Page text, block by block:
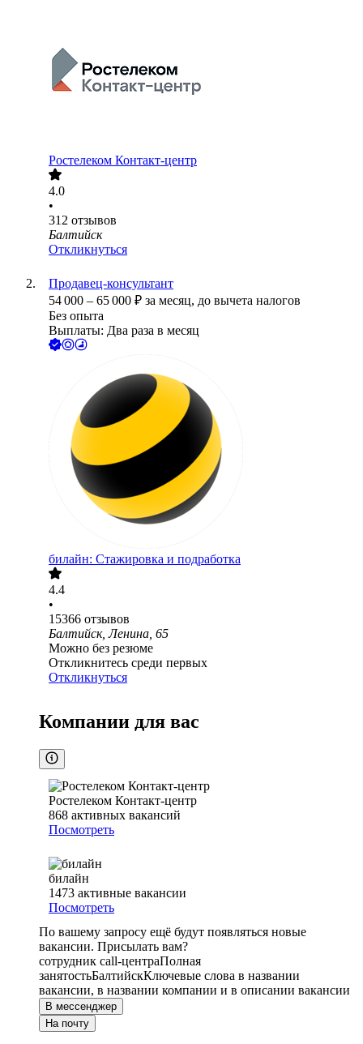
Ростелеком Контакт-центр
4.0
•
312 отзывов
Балтийск
Откликнуться
Продавец-консультант
54 000 – 65 000 ₽ за месяц, до вычета налогов
Без опыта
Выплаты: Два раза в месяц
билайн: Стажировка и подработка
4.4
•
15366 отзывов
Балтийск, Ленина, 65
Можно без резюме
Откликнитесь среди первых
Откликнуться
Компании для вас
Ростелеком Контакт-центр
868 активных вакансий
Посмотреть
билайн
1473 активные вакансии
Посмотреть
По вашему запросу ещё будут появляться новые
вакансии. Присылать вам?
сотрудник call-центраПолная
занятостьБалтийскКлючевые слова в названии
вакансии, в названии компании и в описании вакансии
В мессенджер
На почту